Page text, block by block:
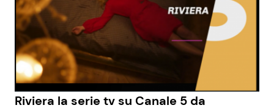
News benessere
Salute
Viaggi e Turismo
Primi Piatti
Ricette Facili e Veloci
Ricette Feste
Riviera la serie tv su Canale 5 da